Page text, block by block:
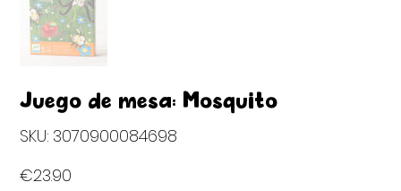
Juego de mesa: Mosquito
SKU: 3070900084698
3070900084698
€23.90